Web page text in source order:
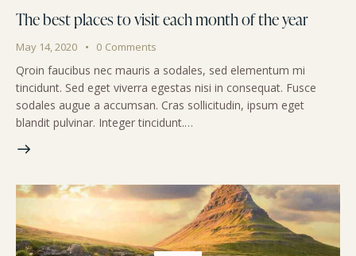
The best places to visit each month of the year
May 14, 2020 0 Comments
Qroin faucibus nec mauris a sodales, sed elementum mi
tincidunt. Sed eget viverra egestas nisi in consequat. Fusce
sodales augue a accumsan. Cras sollicitudin, ipsum eget
blandit pulvinar. Integer tincidunt.…